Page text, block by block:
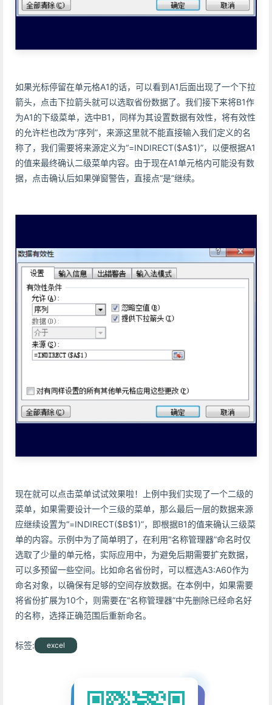
如果光标停留在单元格A1的话，可以看到A1后面出现了一个下拉
箭头，点击下拉箭头就可以选取省份数据了。我们接下来将B1作
为A1的下级菜单，选中B1，同样为其设置数据有效性，将有效性
的允许栏也改为“序列”，来源这里就不能直接输入我们定义的名
称了，我们需要将来源定义为“=INDIRECT($A$1)”，以便根据A1
的值来最终确认二级菜单内容。由于现在A1单元格内可能没有数
据，点击确认后如果弹窗警告，直接点“是”继续。
现在就可以点击菜单试试效果啦！上例中我们实现了一个二级的
菜单，如果需要设计一个三级的菜单，那么最后一层的数据来源
应继续设置为“=INDIRECT($B$1)”，即根据B1的值来确认三级菜
单的内容。示例中为了简单明了，在利用“名称管理器”命名时仅
选取了少量的单元格，实际应用中，为避免后期需要扩充数据，
可以多预留一些空间。比如命名省份时，可以框选A3:A60作为
命名对象，以确保有足够的空间存放数据。在本例中，如果需要
将省份扩展为10个，则需要在“名称管理器”中先删除已经命名好
的名称，选择正确范围后重新命名。
标签: excel